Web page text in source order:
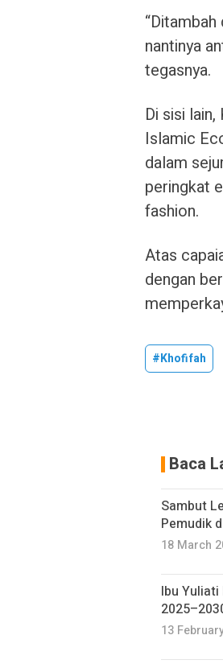
nantinya
tegasnya.
Di sisi
Islamic
dalam
peringkat
fashion.
Atas
dengan
#Khofifah
Baca
Sambut
Pemudik
18 March
Ibu Yuliati
13